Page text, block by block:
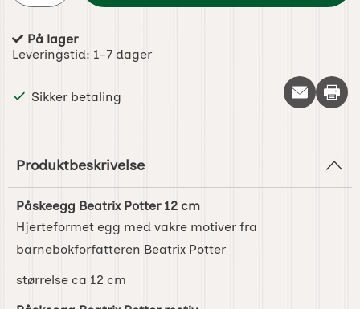
Produkttilgjengelighet:
På lager
Leveringstid: 1-7 dager
Sikker betaling Skriv
Produktbeskrivelse
Påskeegg Beatrix Potter 12 cm
Hjerteformet egg med vakre motiver fra
barnebokforfatteren Beatrix Potter
størrelse ca 12 cm